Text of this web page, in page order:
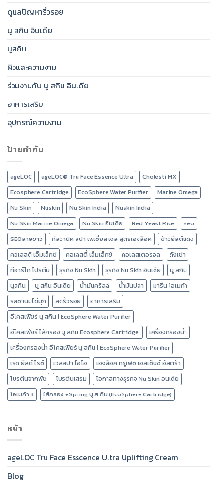
ดูแลปัญหาริ้วรอย
นู สกิน อินเดีย
นูสกิน
ผิวและความงาม
ร่วมงานกับ นู สกิน อินเดีย
อาหารเสริม
อุปกรณ์ความงาม
ป้ายกำกับ
ageLOC ageLOC® Tru Face Essence Ultra
Cholesti MX
Ecosphere Cartridge
EcoSphere Water Purifier
Marine Omega
Nu Skin
Nuskin Nu Skin India
Nuskin India
Nu Skin Marine Omega
Nu Skin อินเดีย Red Yeast Rice
seo
SEOสายขาว
กัลวานิค สปา เฟเชี่ยล เจล สูตรเอจล็อค
ข้าวยีสต์แดง
คอเลสติ เอ็มเอ็กซ์
คอเลสตี้ เอ็มเอ็กซ์ คอเลสเตอรอล
ถังเช่า
ทีอาร์โก โปรตีน
ธุรกิจ Nu Skin ธุรกิจ Nu Skin อินเดีย
นู สกิน
นูสกิน
นู สกิน อินเดีย น้ำมันคริลล์ น้ำมันปลา
มารีน โอเมก้า
รสชานมไข่มุก
ลดริ้วรอย
อาหารเสริม
อีโคสเฟียร์ นู สกิน | EcoSphere Water Purifier
อีโคสเฟียร์ ไส้กรอง นู สกิน Ecosphere Cartridge:
เครื่องกรองน้ำ
เครื่องกรองน้ำ อีโคสเฟียร์ นู สกิน | EcoSphere Water Purifier
เรด ยีสต์ ไรซ์
เวลสปา ไอโอ
เอจล็อค ทรูเฟซ เอสเซ็นซ์ อัลตร้า
โปรตีนจากพืช
โปรตีนเสริม
โอกาสทางธุรกิจ Nu Skin อินเดีย
โอเมก้า 3
ไส้กรอง eSpring นู ส กิน (EcoSphere Cartridge)
หน้า
ageLOC Tru Face Esscence Ultra Uplifting Cream
Blog